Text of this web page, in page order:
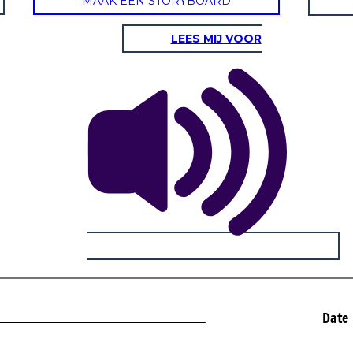
LEES MIJ VOOR